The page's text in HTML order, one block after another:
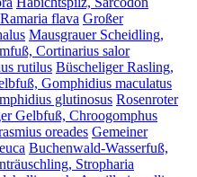
flava Großer
Mausgrauer Scheidling,
Cortinarius salor
rutilus Büscheliger Rasling,
Gomphidius maculatus
glutinosus Rosenroter
Gelbfuß, Chroogomphus
oreades Gemeiner
Buchenwald-Wasserfuß,
Stropharia